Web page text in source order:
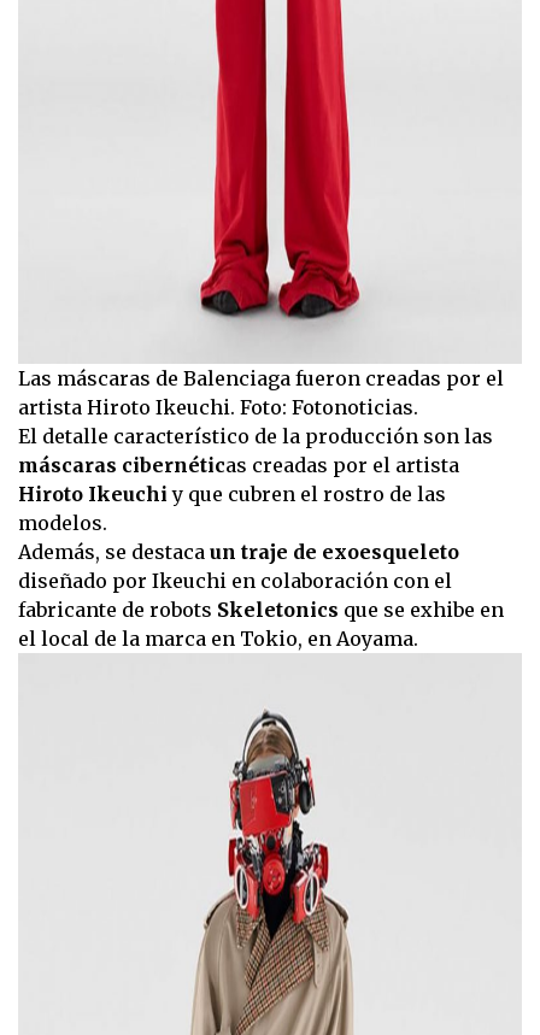
Las máscaras de Balenciaga fueron creadas por el
artista Hiroto Ikeuchi. Foto: Fotonoticias.
El detalle característico de la producción son las
máscaras cibernéticas creadas por el artista
Hiroto Ikeuchiy que cubren el rostro de las
modelos.
Además, se destaca un traje de exoesqueleto
diseñado por Ikeuchi en colaboración con el
fabricante de robots Skeletonics que se exhibe en
el local de la marca en Tokio, en Aoyama.